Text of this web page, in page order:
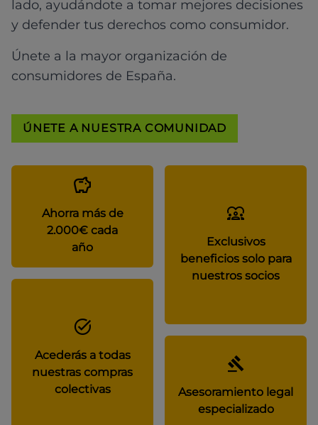
lado, ayudándote a tomar mejores decisiones
y defender tus derechos como consumidor.
Únete a la mayor organización de
consumidores de España.
ÚNETE A NUESTRA COMUNIDAD
Ahorra más de
2.000€ cada
año
Exclusivos
beneficios solo para
nuestros socios
Acederás a todas
nuestras compras
colectivas
Asesoramiento legal
especializado